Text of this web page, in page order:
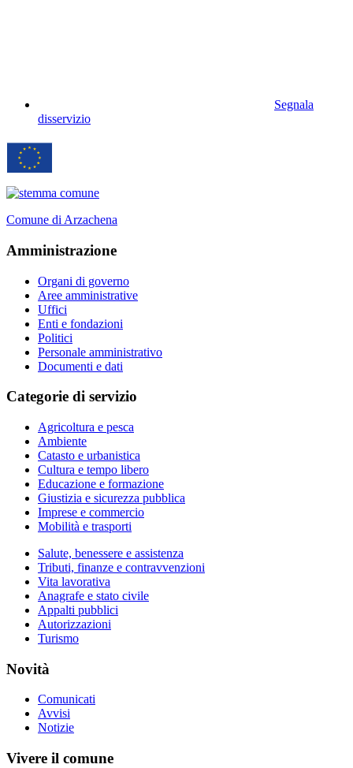
Segnala
disservizio
Comune di Arzachena
Amministrazione
Organi di governo
Aree amministrative
Uffici
Enti e fondazioni
Politici
Personale amministrativo
Documenti e dati
Categorie di servizio
Agricoltura e pesca
Ambiente
Catasto e urbanistica
Cultura e tempo libero
Educazione e formazione
Giustizia e sicurezza pubblica
Imprese e commercio
Mobilità e trasporti
Salute, benessere e assistenza
Tributi, finanze e contravvenzioni
Vita lavorativa
Anagrafe e stato civile
Appalti pubblici
Autorizzazioni
Turismo
Novità
Comunicati
Avvisi
Notizie
Vivere il comune